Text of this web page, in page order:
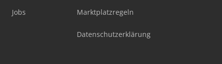
Jobs Marktplatzregeln
Datenschutzerklärung